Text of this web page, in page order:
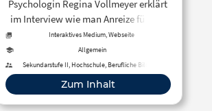
Psychologin Regina Vollmeyer erklärt
im Interview wie man Anreize für das
Belohnungssystem schafft, zum
Beispiel beim Lernen. Mehr zu
Motivation:
Interaktives Medium, Webseite
Allgemein
Sekundarstufe II, Hochschule, Berufliche Bildung
Zum Inhalt